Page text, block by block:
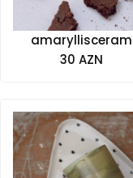
amaryllisceram
30 AZN